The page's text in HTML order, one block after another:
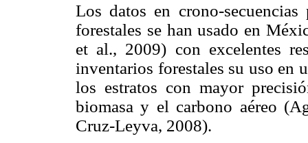
Los datos en crono-
forestales se han usado en
et al., 2009) con excelentes
inventarios forestales su uso en
los estratos con mayor
biomasa y el carbono aéreo
Cruz-Leyva, 2008).